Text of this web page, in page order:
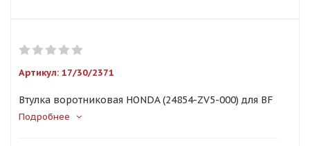
Артикул: 17/30/2371
Втулка воротниковая HONDA (24854-ZV5-000) для BF
Подробнее